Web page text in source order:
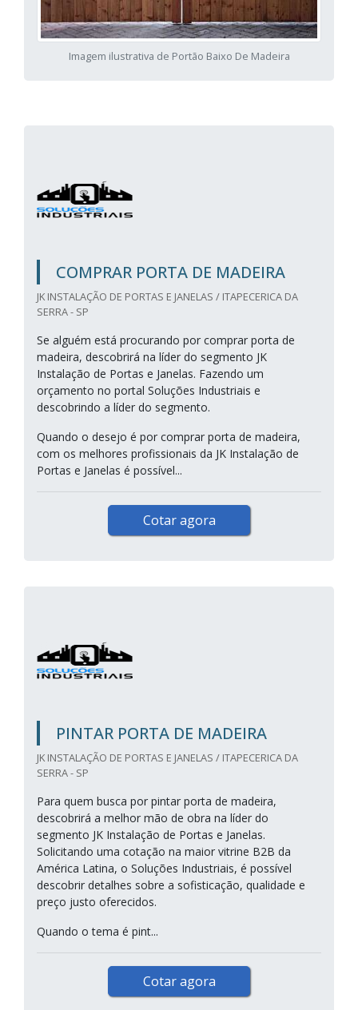
Imagem ilustrativa de Portão Baixo De Madeira
COMPRAR PORTA DE MADEIRA
JK INSTALAÇÃO DE PORTAS E JANELAS / ITAPECERICA DA
SERRA - SP
Se alguém está procurando por comprar porta de
madeira, descobrirá na líder do segmento JK
Instalação de Portas e Janelas. Fazendo um
orçamento no portal Soluções Industriais e
descobrindo a líder do segmento.
Quando o desejo é por comprar porta de madeira,
com os melhores profissionais da JK Instalação de
Portas e Janelas é possível...
Cotar agora
PINTAR PORTA DE MADEIRA
JK INSTALAÇÃO DE PORTAS E JANELAS / ITAPECERICA DA
SERRA - SP
Para quem busca por pintar porta de madeira,
descobrirá a melhor mão de obra na líder do
segmento JK Instalação de Portas e Janelas.
Solicitando uma cotação na maior vitrine B2B da
América Latina, o Soluções Industriais, é possível
descobrir detalhes sobre a sofisticação, qualidade e
preço justo oferecidos.
Quando o tema é pint...
Cotar agora